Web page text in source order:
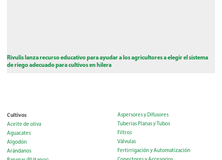
Rivulis lanza recurso educativo para ayudar a los agricultores a elegir el sistema
de riego adecuado para cultivos en hilera
Cultivos
Aceite de oliva
Aguacates
Algodón
Arándanos
Aspersores y Difusores
Tuberías Planas y Tubos
Filtros
Válvulas
Fertirrigación y Automatización